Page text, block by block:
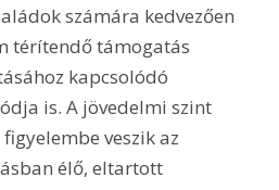
számára kedvezően
térítendő támogatás
kapcsolódó
is. A jövedelmi szint
veszik az
élő, eltartott